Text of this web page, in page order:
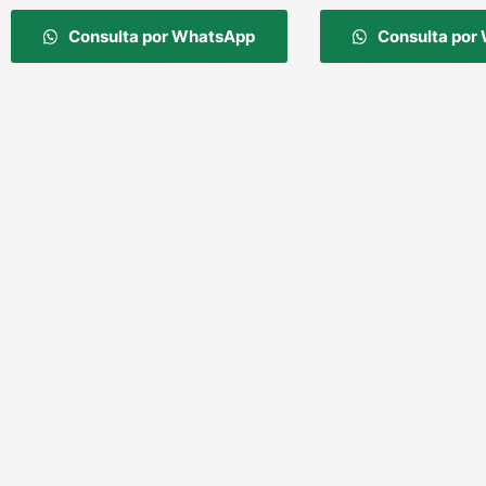
Consulta por WhatsApp Consulta por